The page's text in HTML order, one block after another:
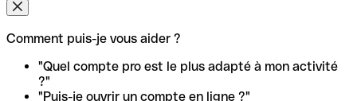
Comment puis-je vous aider ?
"Quel compte pro est le plus adapté à mon activité
?"
"Puis-je ouvrir un compte en ligne ?"